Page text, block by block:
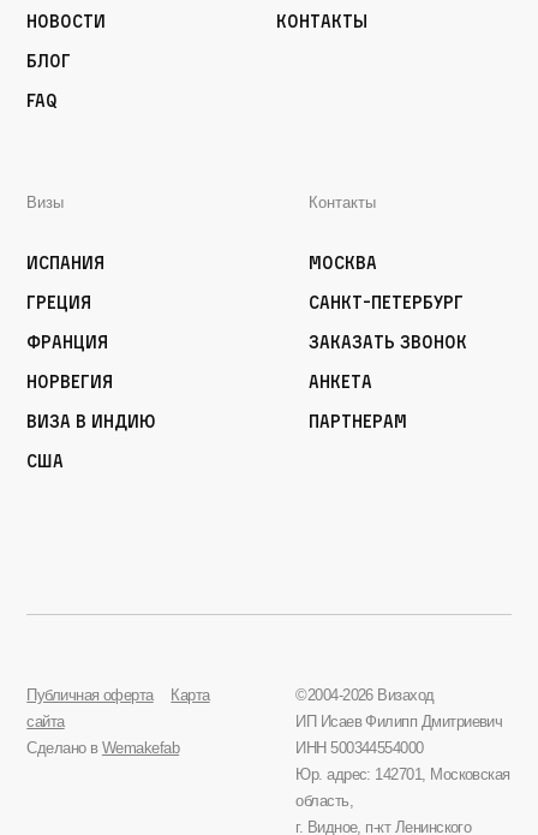
Новости
Блог
FAQ
Контакты
Визы
Испания
Греция
Франция
Норвегия
Виза в Индию
США
Контакты
Москва
Санкт-Петербург
Заказать звонок
Анкета
Партнерам
Публичная оферта
Карта
сайта
Сделано в Wemakefab
©2004-2026 Визаход
ИП Исаев Филипп Дмитриевич
ИНН 500344554000
Юр. адрес: 142701, Московская
область,
г. Видное, п-кт Ленинского